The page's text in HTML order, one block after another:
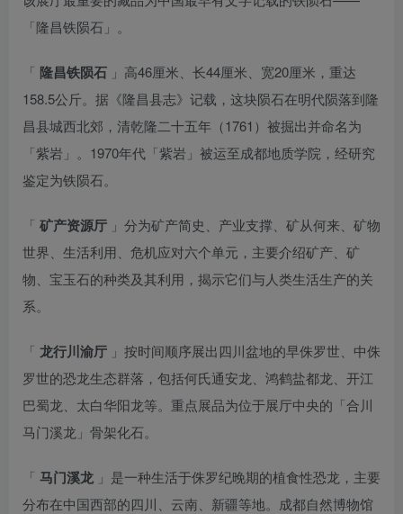
「隆昌铁陨石」。
「 隆昌铁陨石 」高46厘米、长44厘米、宽20厘米，重达
158.5公斤。据《隆昌县志》记载，这块陨石在明代陨落到隆
昌县城西北郊，清乾隆二十五年（1761）被掘出并命名为
「紫岩」。1970年代「紫岩」被运至成都地质学院，经研究
鉴定为铁陨石。
「 矿产资源厅 」分为矿产简史、产业支撑、矿从何来、矿物
世界、生活利用、危机应对六个单元，主要介绍矿产、矿
物、宝玉石的种类及其利用，揭示它们与人类生活生产的关
系。
「 龙行川渝厅 」按时间顺序展出四川盆地的早侏罗世、中侏
罗世的恐龙生态群落，包括何氏通安龙、鸿鹤盐都龙、开江
巴蜀龙、太白华阳龙等。重点展品为位于展厅中央的「合川
马门溪龙」骨架化石。
「 马门溪龙 」是一种生活于侏罗纪晚期的植食性恐龙，主要
分布在中国西部的四川、云南、新疆等地。成都自然博物馆